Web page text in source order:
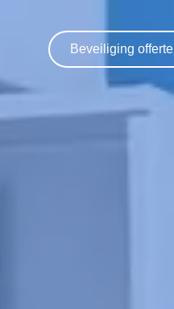
Beveiliging offerte